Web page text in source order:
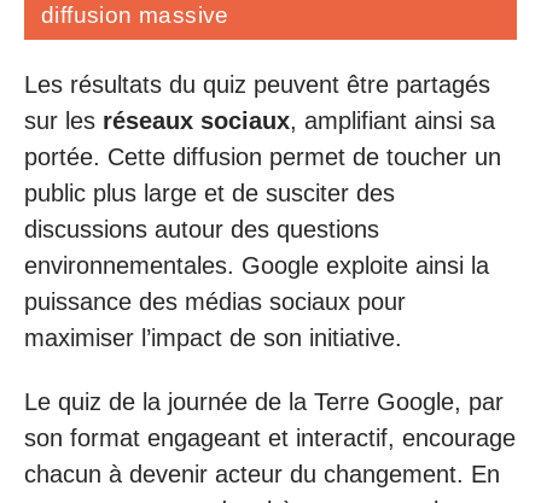
diffusion massive
Les résultats du quiz peuvent être partagés
sur les réseaux sociaux, amplifiant ainsi sa
portée. Cette diffusion permet de toucher un
public plus large et de susciter des
discussions autour des questions
environnementales. Google exploite ainsi la
puissance des médias sociaux pour
maximiser l’impact de son initiative.
Le quiz de la journée de la Terre Google, par
son format engageant et interactif, encourage
chacun à devenir acteur du changement. En